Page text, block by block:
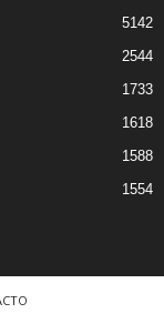
5142
2544
1733
1618
1588
1554